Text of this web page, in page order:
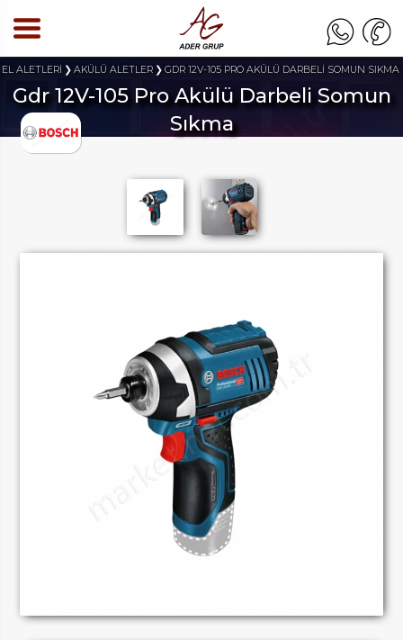
ALETLERİ AKÜLÜ ALETLER GDR 12V-105 PRO AKÜLÜ DARBELİ SOMUN SIKMA
Gdr 12V-105 Pro Akülü Darbeli Somun
Sıkma